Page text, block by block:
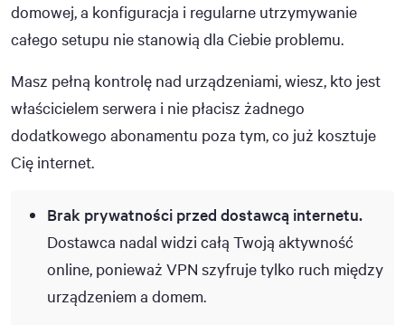
domowej, a konfiguracja i regularne utrzymywanie
całego setupu nie stanowią dla Ciebie problemu.
Masz pełną kontrolę nad urządzeniami, wiesz, kto jest
właścicielem serwera i nie płacisz żadnego
dodatkowego abonamentu poza tym, co już kosztuje
Cię internet.
Brak prywatności przed dostawcą internetu.
Dostawca nadal widzi całą Twoją aktywność
online, ponieważ VPN szyfruje tylko ruch między
urządzeniem a domem.